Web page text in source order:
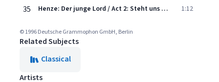
35 Henze: Der junge Lord / Act 2: Steht uns kein Himmel bei? 1:12
© 1996 Deutsche Grammophon GmbH, Berlin
Related Subjects
Classical
Artists